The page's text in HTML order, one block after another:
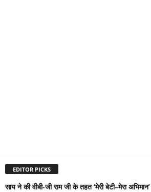
EDITOR PICKS
साय ने की वीबी-जी राम जी के तहत ‘मेरी बेटी–मेरा